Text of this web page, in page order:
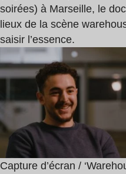
soirées) à Marseille, le
lieux de la scène
saisir l’essence.
Capture d’écran /